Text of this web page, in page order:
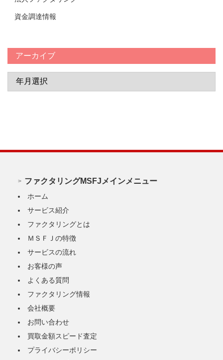
資金調達情報
アーカイブ
ファクタリングMSFJメインメニュー
ホーム
サービス紹介
ファクタリングとは
ＭＳＦＪの特徴
サービスの流れ
お客様の声
よくある質問
ファクタリング情報
会社概要
お問い合わせ
買取金額スピード査定
プライバシーポリシー